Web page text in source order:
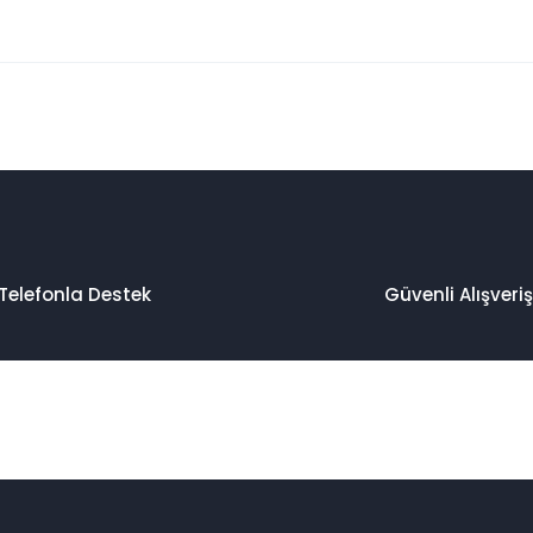
Telefonla Destek Güvenli Alışveriş